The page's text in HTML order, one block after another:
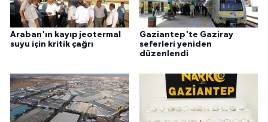
Araban'ın kayıp jeotermal
suyu için kritik çağrı
Gaziantep'te Gaziray
seferleri yeniden
düzenlendi